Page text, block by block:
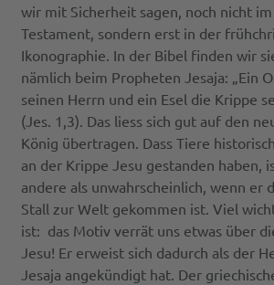
wir mit Sicherheit sagen, noch nicht
Testament, sondern erst in der
Ikonographie. In der Bibel finden wir
nämlich beim Propheten Jesaja: „Ein
seinen Herrn und ein Esel die Krippe
(Jes. 1,3). Das liess sich gut auf den
König übertragen. Dass Tiere
an der Krippe Jesu gestanden haben,
andere als unwahrscheinlich, wenn er
Stall zur Welt gekommen ist. Viel
ist: das Motiv verrät uns etwas über
Jesu! Er erweist sich dadurch als der
Jesaja angekündigt hat. Der